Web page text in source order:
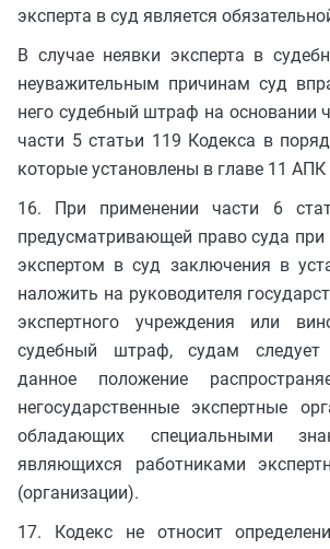
эксперта в суд является
В случае неявки эксперта в
неуважительным причинам суд
него судебный штраф на основании
части 5 статьи 119 Кодекса в
которые установлены в главе 11
16. При применении части 6
предусматривающей право суда при
экспертом в суд заключения в
наложить на руководителя
экспертного учреждения или
судебный штраф, судам следует
данное положение
негосударственные экспертные
обладающих специальными
являющихся работниками
(организации).
17. Кодекс не относит